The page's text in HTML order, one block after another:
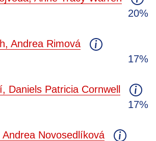
20%
Andrea Rimová
17%
Daniels Patricia Cornwell
17%
Novosedlíková